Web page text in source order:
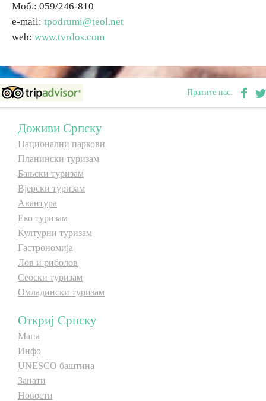
Моб.: 059/246-810
e-mail: tpodrumi@teol.net
web: www.tvrdos.com
Пратите нас:
Доживи Српску
Национални паркови
Планински туризам
Бањски туризам
Вјерски туризам
Авантура
Еко туризам
Културни туризам
Гастрономија
Лов и риболов
Сеоски туризам
Омладински туризам
Откриј Српску
Мапа
Инфо
UNESCO баштина
Занати
Новости